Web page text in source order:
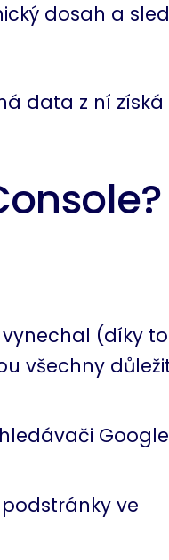
dosah a
data z ní získá
(díky
všechny
ve